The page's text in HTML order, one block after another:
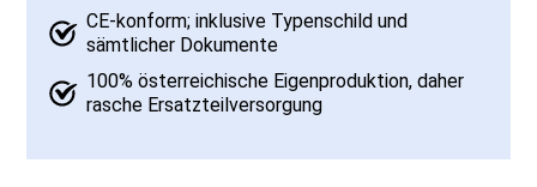
CE-konform; inklusive Typenschild und
sämtlicher Dokumente
100% österreichische Eigenproduktion, daher
rasche Ersatzteilversorgung